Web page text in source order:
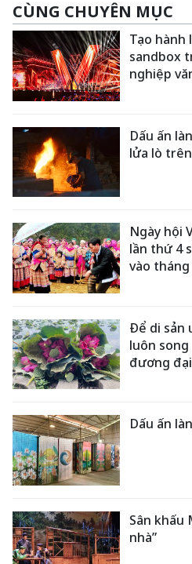
CÙNG CHUYÊN MỤC
Tạo hành
sandbox
nghiệp
Dấu ấn
lửa lò
Ngày hội
lần thứ 4
vào tháng
Để di sản
luôn
đương đại
Dấu ấn
Sân khấu
nhà”